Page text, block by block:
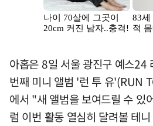
아홉은 8일 서울 광진구 예스24
번째 미니 앨범 '런 투 유'(RUN
에서 "새 앨범을 보여드릴 수 있
럼 이번 활동 열심히 달려볼 테